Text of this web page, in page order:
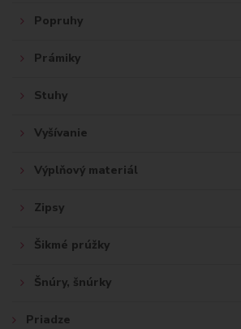
Popruhy
Prámiky
Stuhy
Vyšívanie
Výplňový materiál
Zipsy
Šikmé prúžky
Šnúry, šnúrky
Priadze